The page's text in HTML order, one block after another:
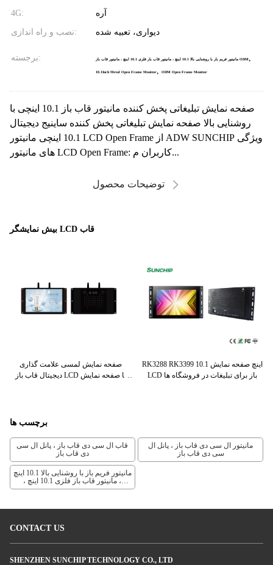
4G: آره
نصب و راه اندازی: دیواری، تعبیه شده
برجسته: مانیتور فریم باز با روشنایی بالا 10.1 اینچ ، مانیتور قاب باز فلزی 10.1 اینچ ، مانیتور قاب باز ODM,
10.1Inch Metal Open Frame Monitor, ODM Open Frame Monitor
صفحه نمایش تبلیغاتی پخش کننده مانیتور قاب باز 10.1 اینچی با
روشنایی بالا صفحه نمایش تبلیغاتی پخش کننده ساینیج دیجیتال
10.1 اینچی مانیتور LCD Open Frame از ADW SUNCHIP ویژگی
های مانیتور LCD Open Frame: کاربران م...
توضیحات محصول
بیش نمایشگر LCD قاب
صفحه نمایش لمسی علامت گذاری
دیجیتال قاب باز LCD با صفحه نمایش
RK3288 RK3399 10.1 اینچ صفحه نمایش
LCD باز برای تبلیغات در فروشگاه ها
برچسب ها
قاب ال سی دی قاب باز ، پانل ال سی
دی قاب باز
مانیتور ال سی دی قاب باز ، پانل ال
سی دی قاب باز
مانیتور فریم باز با روشنایی بالا 10.1 اینچ
، مانیتور قاب باز فلزی 10.1 اینچ ،
مانیتور قاب باز ODM
CONTACT US
SHENZHEN SUNCHIP TECHNOLOGY CO., LTD